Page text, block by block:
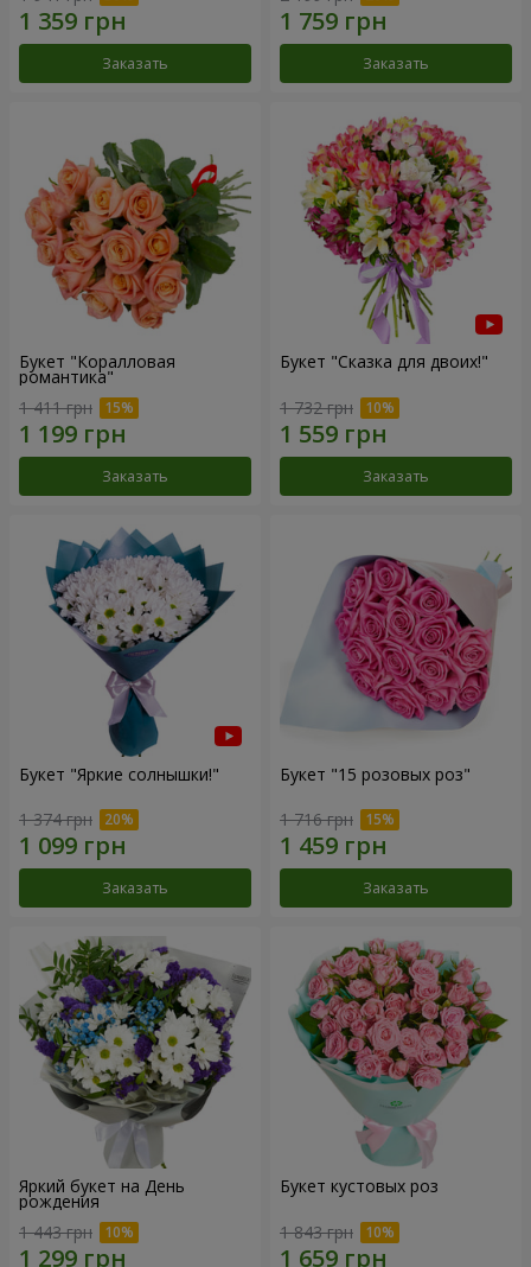
Заказать Заказать
Букет "Коралловая
романтика"
1 411 грн
Заказать
Букет "Сказка для двоих!"
1 732 грн
Заказать
Букет "Яркие солнышки!"
1 374 грн
Заказать
Букет "15 розовых роз"
1 716 грн
Заказать
Яркий букет на День
рождения
1 443 грн
Букет кустовых роз
1 843 грн